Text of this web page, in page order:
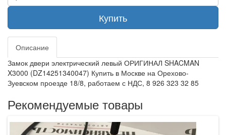
Купить
Описание
Замок двери электрический левый ОРИГИНАЛ SHACMAN
X3000 (DZ14251340047) Купить в Москве на Орехово-
Зуевском проезде 18/8, работаем с НДС, 8 926 323 32 85
Рекомендуемые товары